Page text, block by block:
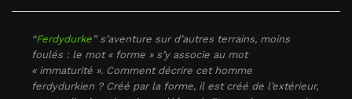
“Ferdydurke” s’aventure sur d’autres terrains, moins
foulés : le mot « forme » s’y associe au mot
« immaturité ». Comment décrire cet homme
ferdydurkien ? Créé par la forme, il est créé de l’extérieur,